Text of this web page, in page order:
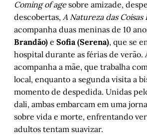
Coming of agesobre amizade,
descobertas, A Natureza das Coisas
acompanha duas meninas de 10
Brandão) e Sofia (Serena), que se
hospital durante as férias de verão.
acompanha a mãe, que trabalha
local, enquanto a segunda visita a
momento de despedida. Unidas
dali, ambas embarcam em uma
sobre vida e morte, enfrentando
adultos tentam suavizar.